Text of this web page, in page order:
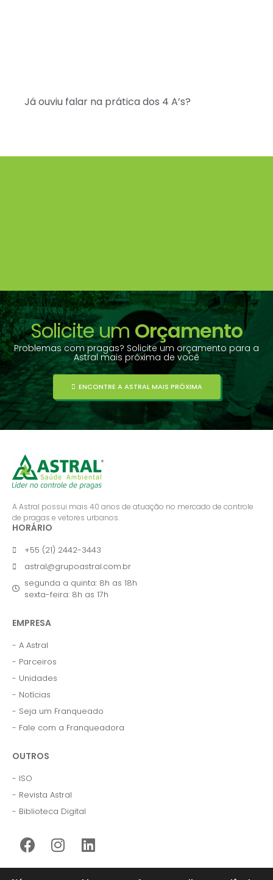
Já ouviu falar na prática dos 4 A’s?
Solicite um Orçamento
Problemas com pragas? Solicite um orçamento para a
Astral mais próxima de você
ENCONTRE A ASTRAL MAIS PRÓXIMA
A Astral possui mais 40 anos de atuação no mercado de controle
de pragas e vetores urbanos.
HORÁRIO
+55 (21) 2442-3443
astral@grupoastral.com.br
segunda a quinta: 8h as 18h
sexta-feira: 8h as 17h
EMPRESA
- A Astral
- Parceiros
- Unidades
- Notícias
- Seja um Franqueado
- Fale com a Franqueadora
OUTROS
- ISO
- Revista Astral
- Biblioteca Digital